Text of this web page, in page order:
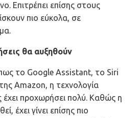
Επιτρέπει επίσης στους
πιο εύκολα, σε
θα αυξηθούν
το Google Assistant, το Siri
Amazon, η τεχνολογία
προχωρήσει πολύ. Καθώς η
έχει γίνει επίσης πιο